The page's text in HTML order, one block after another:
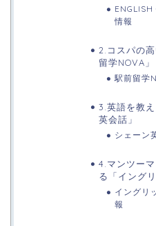
情報
2.コスパの
留学NOVA」
駅前留学
3.英語を教
英会話」
シェーン
4.マンツー
る「イング
イングリ
報